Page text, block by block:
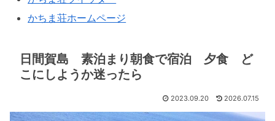
かちま荘ホームページ
日間賀島 素泊まり朝食で宿泊 夕食 ど
こにしようか迷ったら
2023.09.20 2026.07.15